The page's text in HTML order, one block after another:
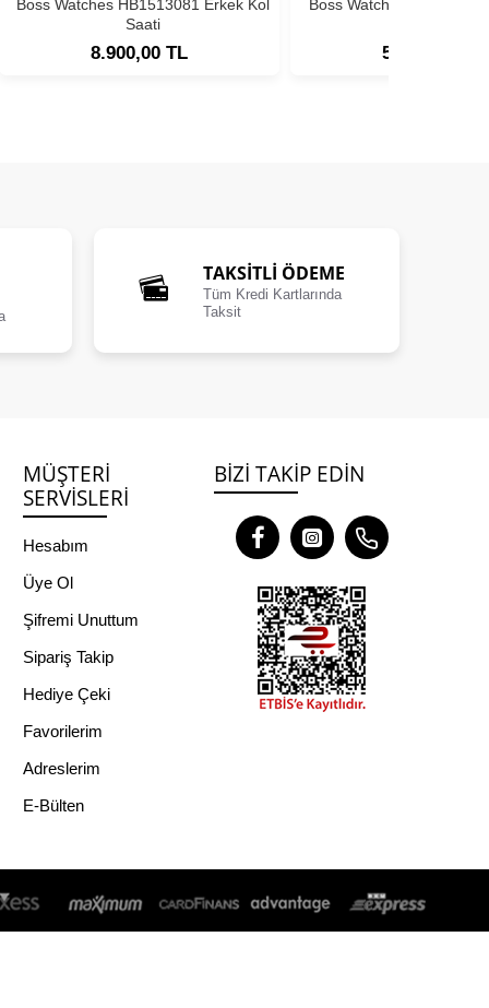
Boss Watches HB1513081 Erkek Kol
Saati
8.900,00 TL
Boss Watches
5.900,00 TL
TAKSİTLİ ÖDEME
Tüm Kredi Kartlarında
Taksit
MÜŞTERI
SERVISLERI
Hesabım
Üye Ol
Şifremi Unuttum
Sipariş Takip
Hediye Çeki
Favorilerim
Adreslerim
E-Bülten
BIZI TAKIP EDIN